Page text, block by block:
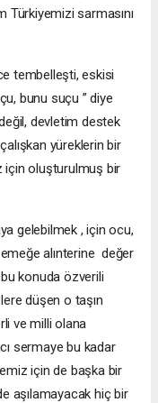
Türkiyemizi sarmasını
tembelleşti, eskisi
bunu suçu ” diye
devletim destek
yüreklerin bir
için oluşturulmuş bir
gelebilmek , için ocu,
alınterine değer
konuda özverili
düşen o taşın
ve milli olana
sermaye bu kadar
için de başka bir
aşılamayacak hiç bir